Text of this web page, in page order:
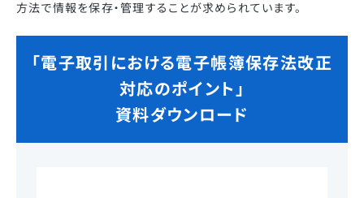
方法で情報を保存・管理することが求められています。
「電子取引における電子帳簿保存法改正
対応のポイント」
資料ダウンロード